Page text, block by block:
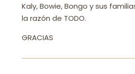
Kaly, Bowie, Bongo y sus
la razón de TODO.
GRACIAS